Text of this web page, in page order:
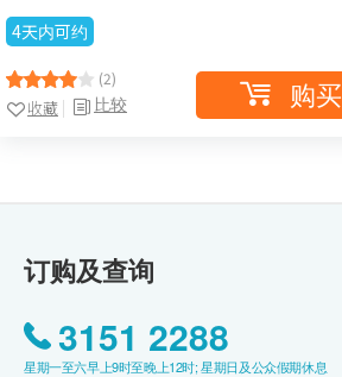
4天内可约
(2)
比较
收藏 购买
订购及查询
3151 2288
星期一至六早上9时至晚上12时; 星期日及公众假期休息